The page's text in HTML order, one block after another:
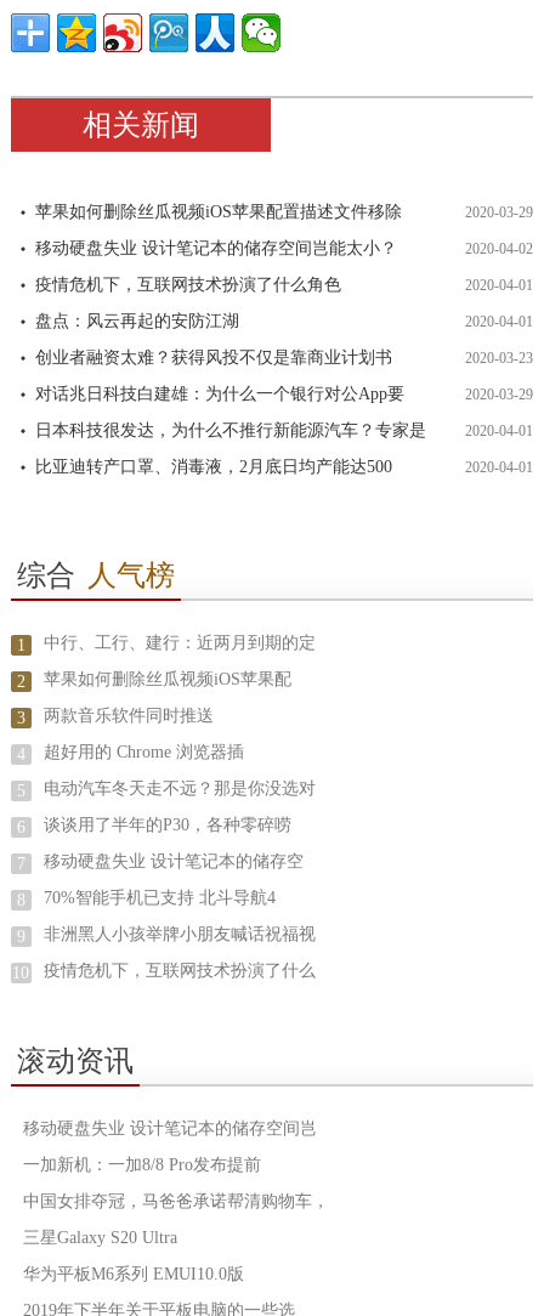
相关新闻
苹果如何删除丝瓜视频iOS苹果配置描述文件移除 2020-03-29
移动硬盘失业 设计笔记本的储存空间岂能太小？ 2020-04-02
疫情危机下，互联网技术扮演了什么角色 2020-04-01
盘点：风云再起的安防江湖 2020-04-01
创业者融资太难？获得风投不仅是靠商业计划书 2020-03-23
对话兆日科技白建雄：为什么一个银行对公App要 2020-03-29
日本科技很发达，为什么不推行新能源汽车？专家是 2020-04-01
比亚迪转产口罩、消毒液，2月底日均产能达500 2020-04-01
综合 人气榜
1 中行、工行、建行：近两月到期的定
2 苹果如何删除丝瓜视频iOS苹果配
3 两款音乐软件同时推送
4 超好用的 Chrome 浏览器插
5 电动汽车冬天走不远？那是你没选对
6 谈谈用了半年的P30，各种零碎唠
7 移动硬盘失业 设计笔记本的储存空
8 70%智能手机已支持 北斗导航4
9 非洲黑人小孩举牌小朋友喊话祝福视
10 疫情危机下，互联网技术扮演了什么
滚动资讯
移动硬盘失业 设计笔记本的储存空间岂
一加新机：一加8/8 Pro发布提前
中国女排夺冠，马爸爸承诺帮清购物车，
三星Galaxy S20 Ultra
华为平板M6系列 EMUI10.0版
2019年下半年关于平板电脑的一些选